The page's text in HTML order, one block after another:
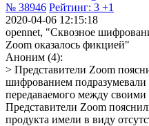
№ 38946 Рейтинг: 3 +1
2020-04-06 12:15:18
opennet, "Сквозное
Zoom оказалось фикцией"
Аноним (4):
> Представители Zoom
шифрованием
передаваемого между своими
Представители Zoom
продукта имели в виду